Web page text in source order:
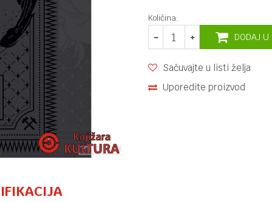
Količina:
DODAJ U
Sačuvajte u listi želja
Uporedite proizvod